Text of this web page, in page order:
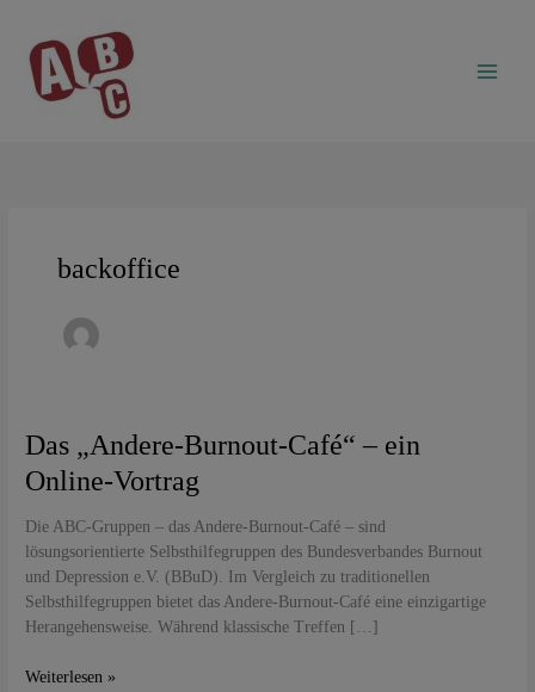
springen
backoffice
Das „Andere-Burnout-Café“ – ein
Online-Vortrag
Die ABC-Gruppen – das Andere-Burnout-Café – sind
lösungsorientierte Selbsthilfegruppen des Bundesverbandes Burnout
und Depression e.V. (BBuD). Im Vergleich zu traditionellen
Selbsthilfegruppen bietet das Andere-Burnout-Café eine einzigartige
Herangehensweise. Während klassische Treffen […]
Das
„Andere-
Burnout-
–
ein
Online-
Vortrag
Weiterlesen »